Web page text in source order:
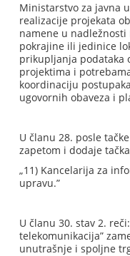
Ministarstvo za javna
realizacije projekata
namene u
pokrajine ili jedinice
prikupljanja podataka
projektima i
koordinaciju
ugovornih obaveza i
U članu 28. posle
zapetom i dodaje
„11) Kancelarija za
upravu.”
U članu 30. stav 2.
telekomunikacija”
unutrašnje i spoljne